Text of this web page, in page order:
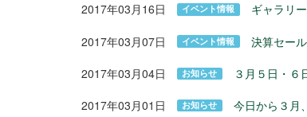
2017年03月16日 イベント情報 ギャラリ
2017年03月07日 イベント情報 決算セー
2017年03月04日 お知らせ ３月５日・６
2017年03月01日 お知らせ 今日から３月